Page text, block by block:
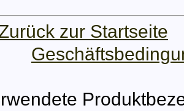
zur Startseite